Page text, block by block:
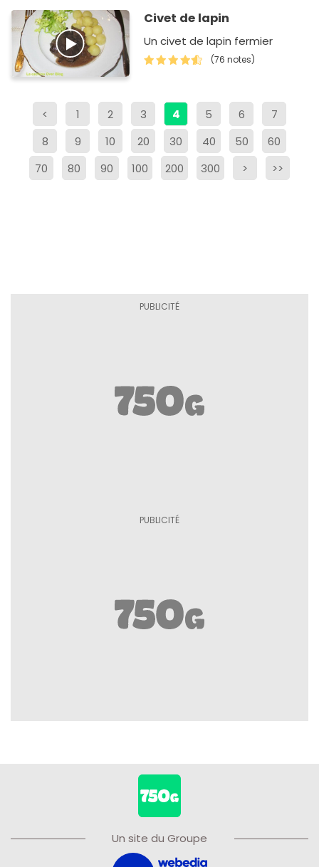
Civet de lapin
Un civet de lapin fermier
(76 notes)
< 1 2 3 4 5 6
7
8
9 10 20 30 40 50
60
70
80 90 100 200 300 > >>
Un site du Groupe